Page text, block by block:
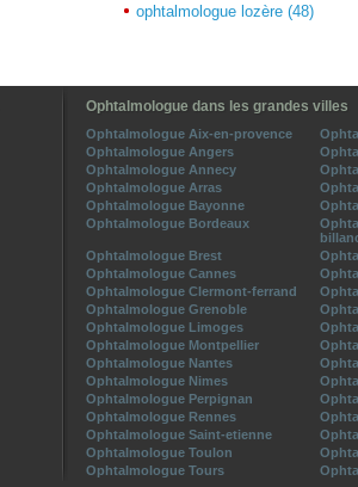
ophtalmologue lozère (48)
Ophtalmologue dans les grandes villes
Ophtalmologue Aix-en-provence
Ophtalmologue Angers
Ophtalmologue Annecy
Ophtalmologue Arras
Ophtalmologue Bayonne
Ophtalmologue Bordeaux
Ophtalmologue Brest
Ophtalmologue Cannes
Ophtalmologue Clermont-ferrand
Ophtalmologue Grenoble
Ophtalmologue Limoges
Ophtalmologue Montpellier
Ophtalmologue Nantes
Ophtalmologue Nimes
Ophtalmologue Perpignan
Ophtalmologue Rennes
Ophtalmologue Saint-etienne
Ophtalmologue Toulon
Ophtalmologue Tours